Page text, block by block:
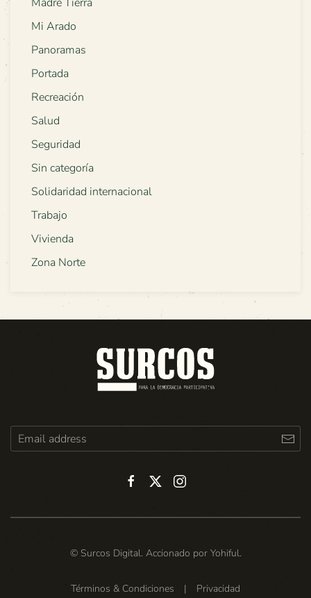
Mi Arado
Panoramas
Portada
Recreación
Salud
Seguridad
Sin categoría
Solidaridad internacional
Trabajo
Vivienda
Zona Norte
© Surcos Digital. Accionado por Yohiful.
Términos & Condiciones | Privacidad